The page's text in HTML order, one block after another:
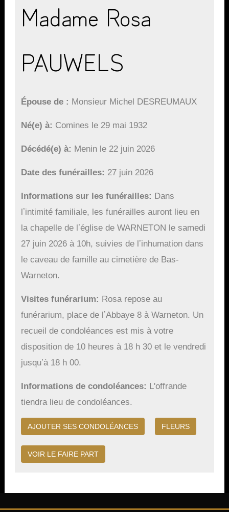
Madame Rosa
PAUWELS
Épouse de Monsieur Michel DESREUMAUX
Né(e) à Comines le 29 mai 1932
Décédé(e) à Menin le 22 juin 2026
Date des funérailles 27 juin 2026
Informations sur les funérailles
Dans
lʼintimité familiale, les funérailles auront lieu en
la chapelle de lʼéglise de WARNETON le samedi
27 juin 2026 à 10h, suivies de lʼinhumation dans
le caveau de famille au cimetière de Bas-
Warneton.
Visites funérarium
Rosa repose au
funérarium, place de lʼAbbaye 8 à Warneton. Un
recueil de condoléances est mis à votre
disposition de 10 heures à 18 h 30 et le vendredi
jusquʼà 18 h 00.
Informations de condoléances
L'offrande
tiendra lieu de condoléances.